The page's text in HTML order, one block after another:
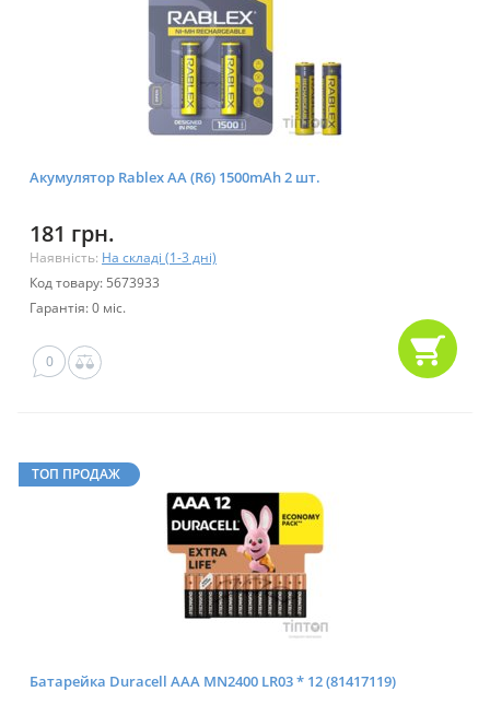
Акумулятор Rablex AA (R6) 1500mAh 2 шт.
181 грн.
Наявність: На складі (1-3 дні)
Код товару: 5673933
Гарантія: 0 міс.
0
ТОП ПРОДАЖ
Батарейка Duracell AAA MN2400 LR03 * 12 (81417119)